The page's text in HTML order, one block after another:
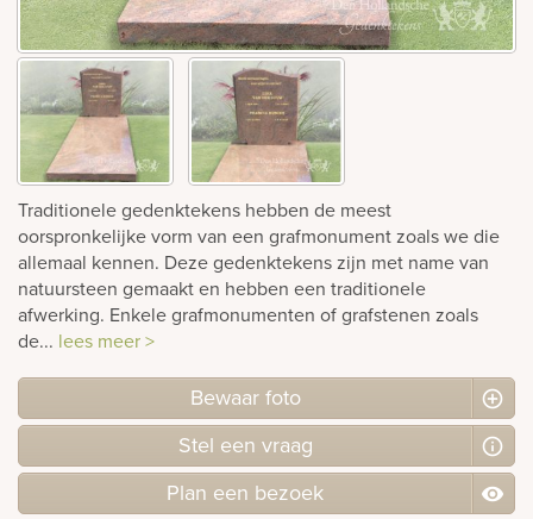
Traditionele gedenktekens hebben de meest
oorspronkelijke vorm van een grafmonument zoals we die
allemaal kennen. Deze gedenktekens zijn met name van
natuursteen gemaakt en hebben een traditionele
afwerking. Enkele grafmonumenten of grafstenen zoals
de... lees meer >
Bewaar foto
Stel een vraag
Plan een bezoek